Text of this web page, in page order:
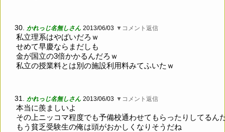
30. かれっじ名無しさん 2013/06/03 ▼コメント返信
私立理系はやばいだろｗ
せめて早慶ならまだしも
金が国立の3倍かかるんだろｗ
私立の授業料とは別の施設利用料みてふいたｗ
31. かれっじ名無しさん 2013/06/03 ▼コメント返信
本当に羨ましいよ
その上ニッコマ程度でも予備校通わせてもらったりしてるん
もう貧乏受験生の俺は頭がおかしくなりそうだね